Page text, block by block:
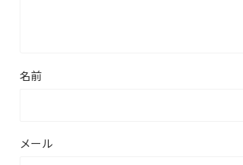
名前
メール